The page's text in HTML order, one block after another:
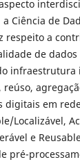
Ciência de
respeito a
de dados
infraestrutura
digitais em
Localizável,
e
pré-